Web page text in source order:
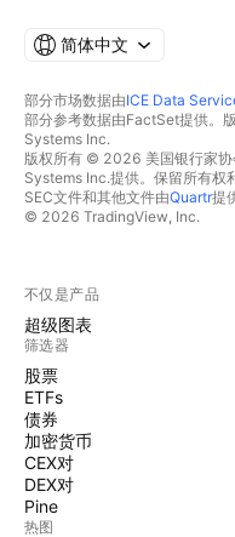
简体中文
部分市场数据由ICE Data
部分参考数据由FactSet提供
Systems Inc.
版权所有 © 2026 美国银行家
Systems Inc.提供。保留所有权
SEC文件和其他文件由Quartr提
© 2026 TradingView, Inc.
不仅是产品
超级图表
筛选器
股票
ETFs
债券
加密货币
CEX对
DEX对
Pine
热图